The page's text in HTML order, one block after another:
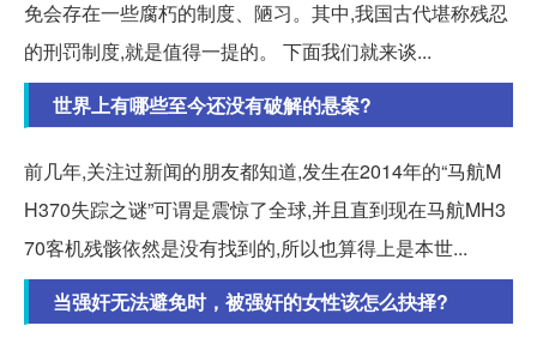
免会存在一些腐朽的制度、陋习。其中,我国古代堪称残忍
的刑罚制度,就是值得一提的。 下面我们就来谈...
世界上有哪些至今还没有破解的悬案?
前几年,关注过新闻的朋友都知道,发生在2014年的“马航M
H370失踪之谜”可谓是震惊了全球,并且直到现在马航MH3
70客机残骸依然是没有找到的,所以也算得上是本世...
当强奸无法避免时，被强奸的女性该怎么抉择?